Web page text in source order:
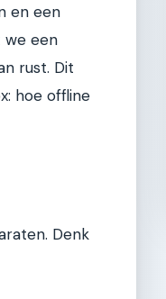
en een
we een
rust. Dit
hoe offline
Denk